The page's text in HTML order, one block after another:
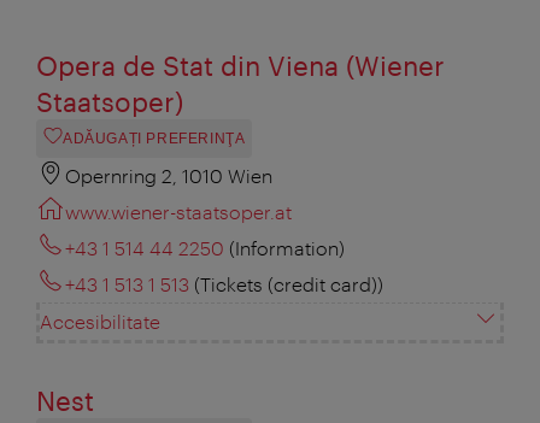
Opera de Stat din Viena (Wiener
Staatsoper)
ADĂUGAȚI PREFERINŢA
Opernring 2, 1010 Wien
www.wiener-staatsoper.at
+43 1 514 44 2250 (Information)
+43 1 513 1 513 (Tickets (credit card))
Accesibilitate
Nest